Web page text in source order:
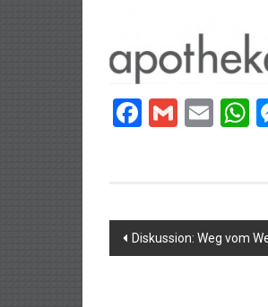
Facebook
Gmail
Diskussion: Weg vom